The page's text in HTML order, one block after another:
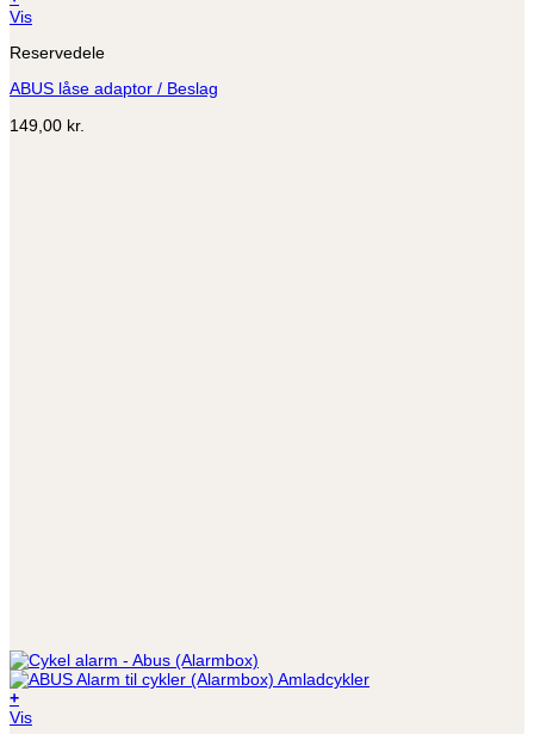
Vis
Reservedele
ABUS låse adaptor / Beslag
149,00 kr.
+
Vis